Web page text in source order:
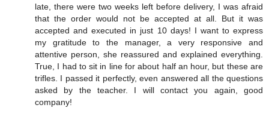
late, there were two weeks left before delivery, I was afraid
that the order would not be accepted at all. But it was
accepted and executed in just 10 days! I want to express
my gratitude to the manager, a very responsive and
attentive person, she reassured and explained everything.
True, I had to sit in line for about half an hour, but these are
trifles. I passed it perfectly, even answered all the questions
asked by the teacher. I will contact you again, good
company!